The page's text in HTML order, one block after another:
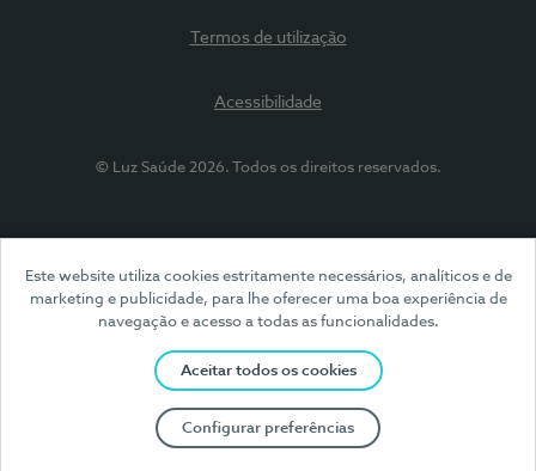
Este website utiliza cookies estritamente necessários, analíticos e de
marketing e publicidade, para lhe oferecer uma boa experiência de
navegação e acesso a todas as funcionalidades.
Aceitar todos os cookies
Configurar preferências
Termos de utilização
Acessibilidade
© Luz Saúde 2026. Todos os direitos reservados.